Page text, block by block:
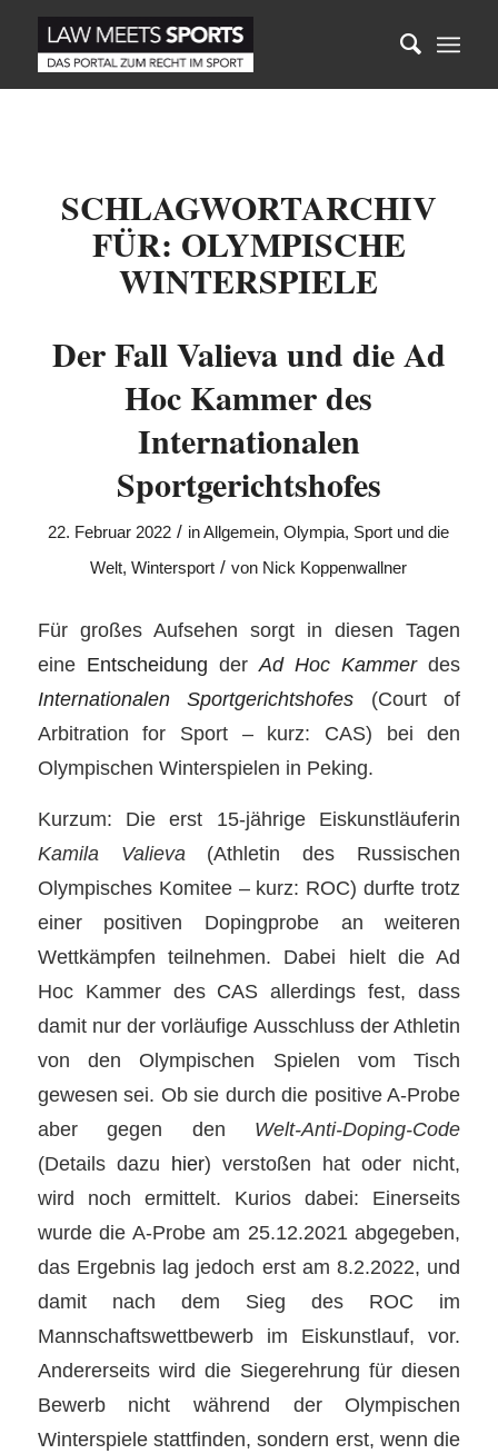
SCHLAGWORTARCHIV
FÜR: OLYMPISCHE
WINTERSPIELE
Der Fall Valieva und die Ad
Hoc Kammer des
Internationalen
Sportgerichtshofes
22. Februar 2022 / inAllgemein,Olympia, Sport und die
Welt,Wintersport / von Nick Koppenwallner
Für großes Aufsehen sorgt in diesen Tagen
eine Entscheidung der Ad Hoc Kammerdes
Internationalen Sportgerichtshofes (Court of
Arbitration for Sport – kurz: CAS) bei den
Olympischen Winterspielen in Peking.
Kurzum: Die erst 15-jährige Eiskunstläuferin
Kamila Valieva(Athletin des Russischen
Olympisches Komitee – kurz: ROC) durfte trotz
einer positiven Dopingprobe an weiteren
Wettkämpfen teilnehmen. Dabei hielt die Ad
Hoc Kammer des CAS allerdings fest, dass
damit nur der vorläufige Ausschluss der Athletin
von den Olympischen Spielen vom Tisch
gewesen sei. Ob sie durch die positive A-Probe
aber gegen den Welt-Anti-Doping-Code
(Details dazu hier) verstoßen hat oder nicht,
wird noch ermittelt. Kurios dabei: Einerseits
wurde die A-Probe am 25.12.2021 abgegeben,
das Ergebnis lag jedoch erst am 8.2.2022, und
damit nach dem Sieg des ROC im
Mannschaftswettbewerb im Eiskunstlauf, vor.
Andererseits wird die Siegerehrung für diesen
Bewerb nicht während der Olympischen
Winterspiele stattfinden, sondern erst, wenn die